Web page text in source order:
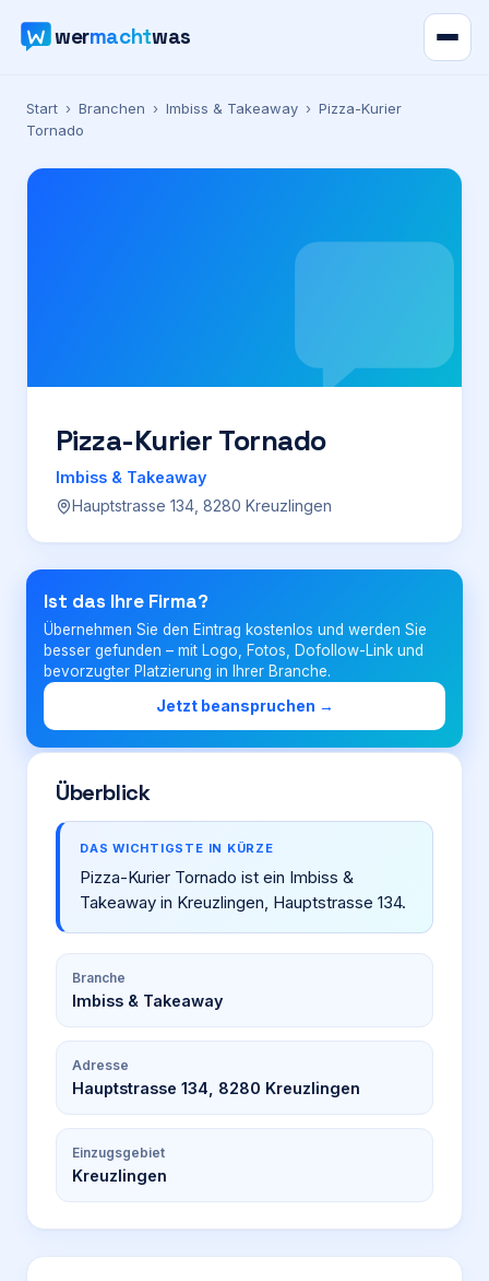
wermachtwas
Verzeichnis
Karte
Für Firmen
Login
Start › Branchen › Imbiss & Takeaway › Pizza-Kurier
Tornado
Pizza-Kurier Tornado
Imbiss & Takeaway
Hauptstrasse 134, 8280 Kreuzlingen
Ist das Ihre Firma?
Übernehmen Sie den Eintrag kostenlos und werden Sie
besser gefunden – mit Logo, Fotos, Dofollow-Link und
bevorzugter Platzierung in Ihrer Branche.
Jetzt beanspruchen →
Überblick
DAS WICHTIGSTE IN KÜRZE
Pizza-Kurier Tornado ist ein Imbiss &
Takeaway in Kreuzlingen, Hauptstrasse 134.
Branche
Imbiss & Takeaway
Adresse
Hauptstrasse 134, 8280 Kreuzlingen
Einzugsgebiet
Kreuzlingen